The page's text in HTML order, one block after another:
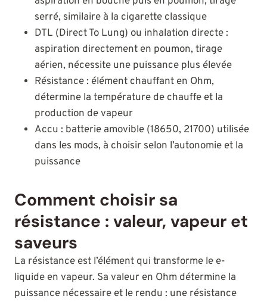
serré, similaire à la cigarette classique
DTL (Direct To Lung) ou inhalation directe :
aspiration directement en poumon, tirage
aérien, nécessite une puissance plus élevée
Résistance : élément chauffant en Ohm,
détermine la température de chauffe et la
production de vapeur
Accu : batterie amovible (18650, 21700) utilisée
dans les mods, à choisir selon l’autonomie et la
puissance
Comment choisir sa
résistance : valeur, vapeur et
saveurs
La résistance est l’élément qui transforme le e-
liquide en vapeur. Sa valeur en Ohm détermine la
puissance nécessaire et le rendu : une résistance